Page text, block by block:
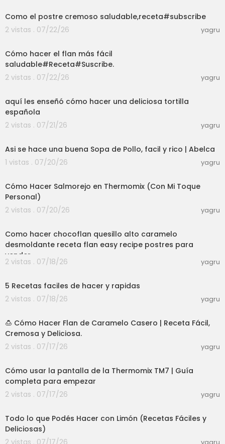
Como el postre cremoso saludable,receta#subscribe
2 vistas . 07/22/26
yagru
Cómo hacer el flan más fácil
saludable#Receta#Suscribe.
2 vistas . 07/22/26
yagru
aquí les enseñó cómo hacer una deliciosa tortilla
española
2 vistas . 07/21/26
yagru
Asi se hace una buena Sopa de Pollo, facil y rico | Abelca
1 vistas . 07/20/26
yagru
Cómo Hacer Salmorejo en Thermomix (Con Mi Toque
Personal)
2 vistas . 07/20/26
yagru
Como hacer chocoflan quesillo alto caramelo
desmoldante receta flan easy recipe postres para
vender
2 vistas . 07/18/26 yagru
5 Recetas faciles de hacer y rapidas
2 vistas . 07/18/26
yagru
🍮 Cómo Hacer Flan de Caramelo Casero | Receta Fácil,
Cremosa y Deliciosa.
2 vistas . 07/17/26
yagru
Cómo usar la pantalla de la Thermomix TM7 | Guía
completa para empezar
2 vistas . 07/17/26
yagru
Todo lo que Podés Hacer con Limón (Recetas Fáciles y
Deliciosas)